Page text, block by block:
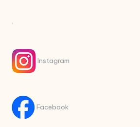
.
Instagram
Facebook